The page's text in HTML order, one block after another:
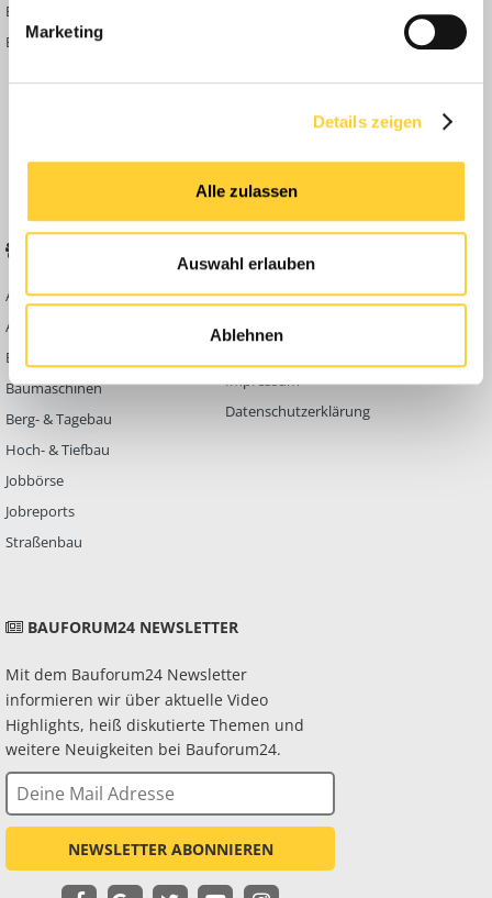
Marketing
Details zeigen
Alle zulassen
Auswahl erlauben
Ablehnen
BF24 Fotostrecken
Bauforum Shop
Community Regeln
Abbruch
Ausbildung & Beruf
Bau Allgemein
Baumaschinen
Berg- & Tagebau
Hoch- & Tiefbau
Jobbörse
Jobreports
Straßenbau
Werben auf
Impressum
Datenschutzerklärung
BAUFORUM24 NEWSLETTER
Mit dem Bauforum24 Newsletter
informieren wir über aktuelle Video
Highlights, heiß diskutierte Themen und
weitere Neuigkeiten bei Bauforum24.
NEWSLETTER ABONNIEREN